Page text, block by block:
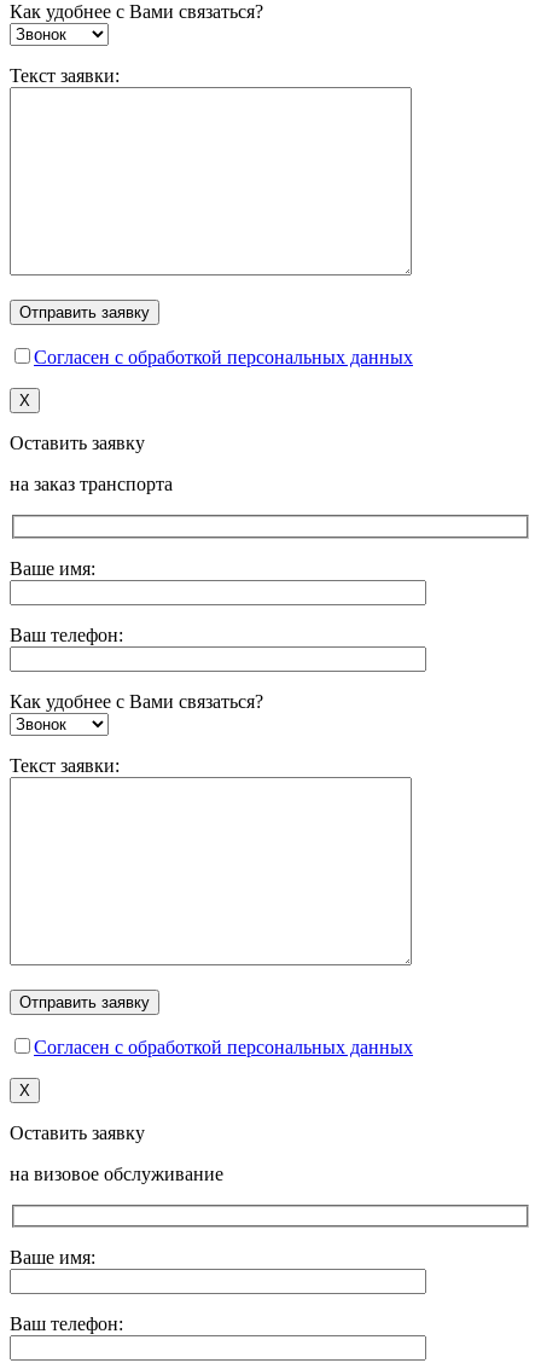
Как удобнее с Вами связаться?
Текст заявки:
Согласен с обработкой персональных данных
X
Оставить заявку
на заказ транспорта
Ваше имя:
Ваш телефон:
Как удобнее с Вами связаться?
Текст заявки:
Согласен с обработкой персональных данных
X
Оставить заявку
на визовое обслуживание
Ваше имя:
Ваш телефон: